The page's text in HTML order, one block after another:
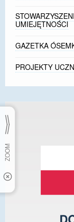
UMIEJĘTNOŚCI
GAZETKA
PROJEKTY